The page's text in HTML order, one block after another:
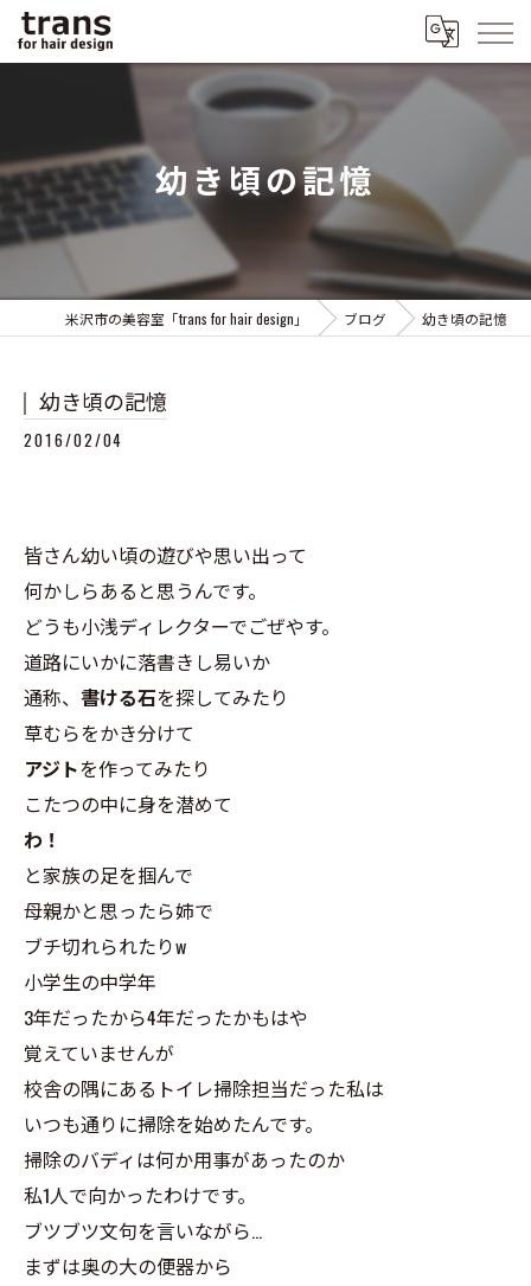
幼き頃の記憶
米沢市の美容室「trans for hair design」 ブログ 幼き頃の記憶
幼き頃の記憶
2016/02/04
皆さん幼い頃の遊びや思い出って
何かしらあると思うんです。
どうも小浅ディレクターでごぜやす。
道路にいかに落書きし易いか
通称、 書ける石を探してみたり
草むらをかき分けて
アジトを作ってみたり
こたつの中に身を潜めて
わ！
と家族の足を掴んで
母親かと思ったら姉で
ブチ切れられたりw
小学生の中学年
3年だったから4年だったかもはや
覚えていませんが
校舎の隅にあるトイレ掃除担当だった私は
いつも通りに掃除を始めたんです。
掃除のバディは何か用事があったのか
私1人で向かったわけです。
ブツブツ文句を言いながら…
まずは奥の大の便器から